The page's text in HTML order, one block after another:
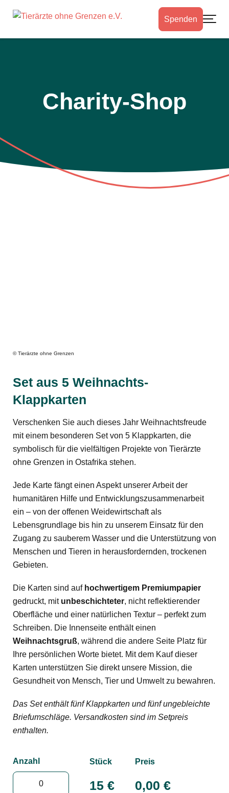
Spenden
Charity-Shop
© Tierärzte ohne Grenzen
Set aus 5 Weihnachts-
Klappkarten
Verschenken Sie auch dieses Jahr Weihnachtsfreude
mit einem besonderen Set von 5 Klappkarten, die
symbolisch für die vielfältigen Projekte von Tierärzte
ohne Grenzen in Ostafrika stehen.
Jede Karte fängt einen Aspekt unserer Arbeit der
humanitären Hilfe und Entwicklungszusammenarbeit
ein – von der offenen Weidewirtschaft als
Lebensgrundlage bis hin zu unserem Einsatz für den
Zugang zu sauberem Wasser und die Unterstützung von
Menschen und Tieren in herausfordernden, trockenen
Gebieten.
Die Karten sind auf hochwertigem Premiumpapier
gedruckt, mit unbeschichteter, nicht reflektierender
Oberfläche und einer natürlichen Textur – perfekt zum
Schreiben. Die Innenseite enthält einen
Weihnachtsgruß, während die andere Seite Platz für
Ihre persönlichen Worte bietet. Mit dem Kauf dieser
Karten unterstützen Sie direkt unsere Mission, die
Gesundheit von Mensch, Tier und Umwelt zu bewahren.
Das Set enthält fünf Klappkarten und fünf ungebleichte
Briefumschläge. Versandkosten sind im Setpreis
enthalten.
Anzahl Stück
15 €
Preis
0,00 €